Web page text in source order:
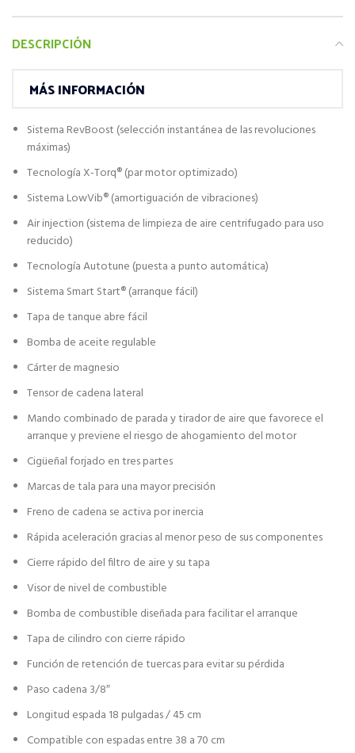
DESCRIPCIÓN
MÁS INFORMACIÓN
Sistema RevBoost (selección instantánea de las revoluciones
máximas)
Tecnología X-Torq® (par motor optimizado)
Sistema LowVib® (amortiguación de vibraciones)
Air injection (sistema de limpieza de aire centrifugado para uso
reducido)
Tecnología Autotune (puesta a punto automática)
Sistema Smart Start® (arranque fácil)
Tapa de tanque abre fácil
Bomba de aceite regulable
Cárter de magnesio
Tensor de cadena lateral
Mando combinado de parada y tirador de aire que favorece el
arranque y previene el riesgo de ahogamiento del motor
Cigüeñal forjado en tres partes
Marcas de tala para una mayor precisión
Freno de cadena se activa por inercia
Rápida aceleración gracias al menor peso de sus componentes
Cierre rápido del filtro de aire y su tapa
Visor de nivel de combustible
Bomba de combustible diseñada para facilitar el arranque
Tapa de cilindro con cierre rápido
Función de retención de tuercas para evitar su pérdida
Paso cadena 3/8″
Longitud espada 18 pulgadas / 45 cm
Compatible con espadas entre 38 a 70 cm